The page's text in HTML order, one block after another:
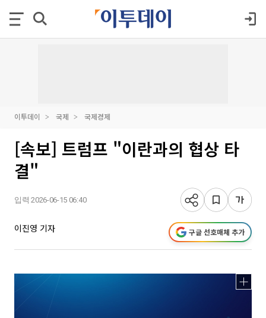
이투데이 국제 국제경제
[속보] 트럼프 "이란과의 협상 타
결"
입력 2026-06-15 06:40
이진영 기자 구글 선호매체 추가